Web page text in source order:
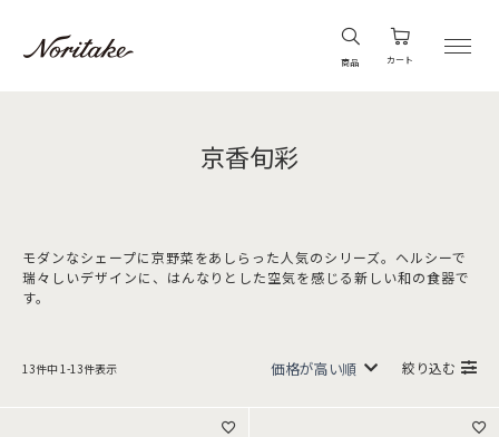
商品 カート
京香旬彩
モダンなシェープに京野菜をあしらった人気のシリーズ。ヘルシーで
瑞々しいデザインに、はんなりとした空気を感じる新しい和の食器で
す。
13件中 1 -13件表示 絞り込む